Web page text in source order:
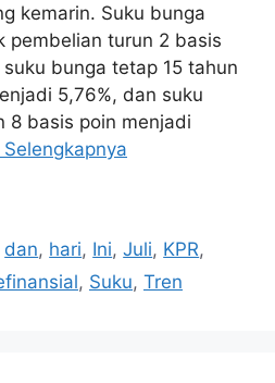
kemarin. Suku bunga
pembelian turun 2 basis
bunga tetap 15 tahun
5,76%, dan suku
8 basis poin menjadi
Selengkapnya
dan, hari, Ini,Juli, KPR,
, Suku, Tren